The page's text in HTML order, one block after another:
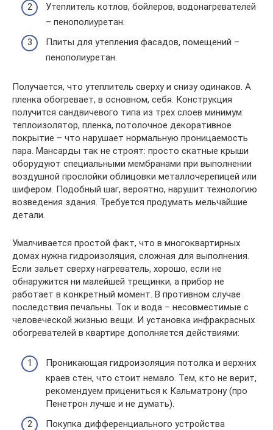
Утеплитель котлов, бойлеров, водонагревателей
– пенополиуретан.
Плиты для утепления фасадов, помещений –
пенополиуретан.
Получается, что утеплитель сверху и снизу одинаков. А
пленка обогревает, в основном, себя. Конструкция
получится сандвичевого типа из трех слоев минимум:
теплоизолятор, пленка, потолочное декоративное
покрытие – что нарушает нормальную проницаемость
пара. Мансарды так не строят: просто скатные крыши
оборудуют специальными мембранами при выполнении
воздушной прослойки облицовки металлочерепицей или
шифером. Подобный шаг, вероятно, нарушит технологию
возведения здания. Требуется продумать мельчайшие
детали.
Умалчивается простой факт, что в многоквартирных
домах нужна гидроизоляция, сложная для выполнения.
Если зальет сверху нагреватель, хорошо, если не
обнаружится ни малейшей трещинки, а прибор не
работает в конкретный момент. В противном случае
последствия печальны. Ток и вода – несовместимые с
человеческой жизнью вещи. И установка инфракрасных
обогревателей в квартире дополняется действиями:
Проникающая гидроизоляция потолка и верхних
краев стен, что стоит немало. Тем, кто не верит,
рекомендуем прицениться к Кальматрону (про
Пенетрон лучше и не думать).
Покупка дифференциального устройства